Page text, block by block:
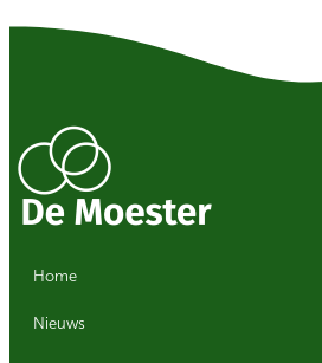
Home
Nieuws